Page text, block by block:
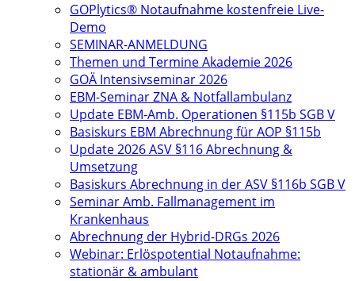
GOPlytics® Notaufnahme kostenfreie Live-
Demo
SEMINAR-ANMELDUNG
Themen und Termine Akademie 2026
GOÄ Intensivseminar 2026
EBM-Seminar ZNA & Notfallambulanz
Update EBM-Amb. Operationen §115b SGB V
Basiskurs EBM Abrechnung für AOP §115b
Update 2026 ASV §116 Abrechnung &
Umsetzung
Basiskurs Abrechnung in der ASV §116b SGB V
Seminar Amb. Fallmanagement im
Krankenhaus
Abrechnung der Hybrid-DRGs 2026
Webinar: Erlöspotential Notaufnahme:
stationär & ambulant